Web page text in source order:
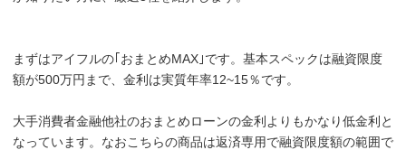
まずはアイフルの｢おまとめMAX｣です。基本スペックは融資限度
額が500万円まで、金利は実質年率12~15％です。
大手消費者金融他社のおまとめローンの金利よりもかなり低金利と
なっています。なおこちらの商品は返済専用で融資限度額の範囲で